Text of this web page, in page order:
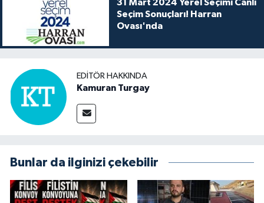
31 Mart 2024 Yerel Seçimi Canlı
Seçim Sonuçları! Harran
Ovası'nda
EDITÖR HAKKINDA
Kamuran Turgay
Bunlar da ilginizi çekebilir